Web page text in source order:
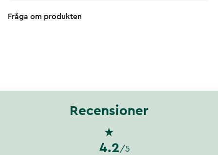
Fråga om produkten
Recensioner
4.2 /5